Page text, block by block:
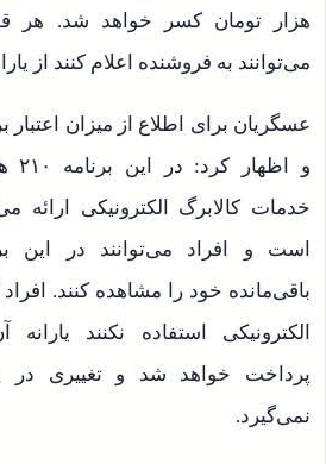
هزار تومان کسر خواهد شد. هر
می‌توانند به فروشنده اعلام کنند از
عسگریان برای اطلاع از میزان اعتبار
و
خدمات کالابرگ الکترونیکی
است و افراد می‌توانند در این
باقی‌مانده خود را مشاهده کنند.
الکترونیکی استفاده نکنند
پرداخت خواهد شد و تغییری در
نمی‌گیرد.